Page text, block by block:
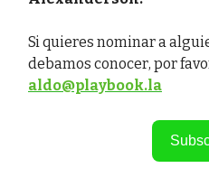
Si quieres nominar a
debamos conocer, por
aldo@playbook.la